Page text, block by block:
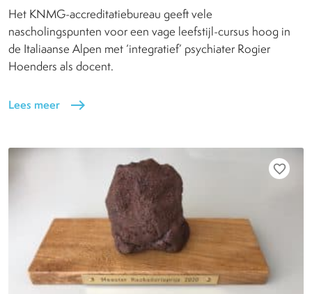
Het KNMG-accreditatiebureau geeft vele
nascholingspunten voor een vage leefstijl-cursus hoog in
de Italiaanse Alpen met ‘integratief’ psychiater Rogier
Hoenders als docent.
Lees meer east
favorite_border